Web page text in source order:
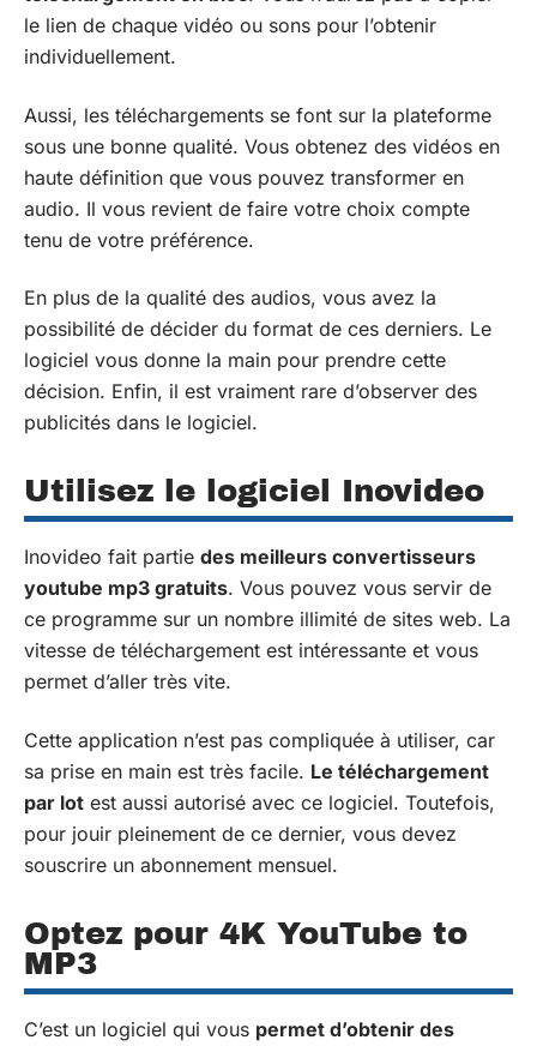
le lien de chaque vidéo ou sons pour l’obtenir
individuellement.
Aussi, les téléchargements se font sur la plateforme
sous une bonne qualité. Vous obtenez des vidéos en
haute définition que vous pouvez transformer en
audio. Il vous revient de faire votre choix compte
tenu de votre préférence.
En plus de la qualité des audios, vous avez la
possibilité de décider du format de ces derniers. Le
logiciel vous donne la main pour prendre cette
décision. Enfin, il est vraiment rare d’observer des
publicités dans le logiciel.
Utilisez le logiciel Inovideo
Inovideo fait partie des meilleurs convertisseurs
youtube mp3 gratuits. Vous pouvez vous servir de
ce programme sur un nombre illimité de sites web. La
vitesse de téléchargement est intéressante et vous
permet d’aller très vite.
Cette application n’est pas compliquée à utiliser, car
sa prise en main est très facile. Le téléchargement
par lot est aussi autorisé avec ce logiciel. Toutefois,
pour jouir pleinement de ce dernier, vous devez
souscrire un abonnement mensuel.
Optez pour 4K YouTube to
MP3
C’est un logiciel qui vous permet d’obtenir des